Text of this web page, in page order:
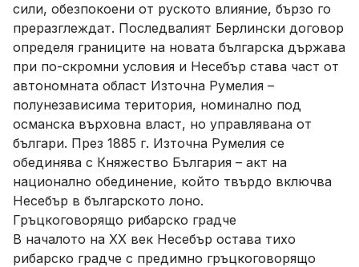
сили, обезпокоени от руското влияние, бързо го
преразглеждат. Последвалият Берлински договор
определя границите на новата българска държава
при по-скромни условия и Несебър става част от
автономната област Източна Румелия –
полунезависима територия, номинално под
османска върховна власт, но управлявана от
българи. През 1885 г. Източна Румелия се
обединява с Княжество България – акт на
национално обединение, който твърдо включва
Несебър в българското лоно.
Гръцкоговорящо рибарско градче
В началото на XX век Несебър остава тихо
рибарско градче с предимно гръцкоговорящо